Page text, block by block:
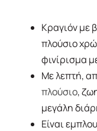
Κραγιόν με
πλούσιο
φινίρισμα
Με λεπτή,
πλούσιο,
μεγάλη
Είναι